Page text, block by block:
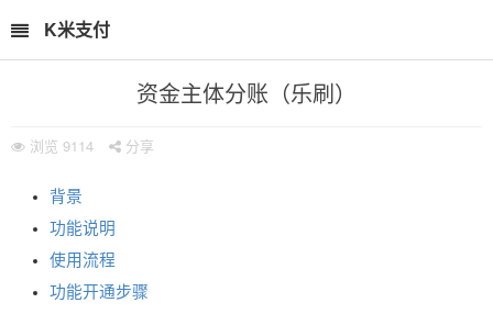
K米支付
资金主体分账（乐刷）
浏览 9114 分享
背景
功能说明
使用流程
功能开通步骤